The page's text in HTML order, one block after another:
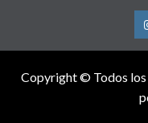
Copyright © Todos los